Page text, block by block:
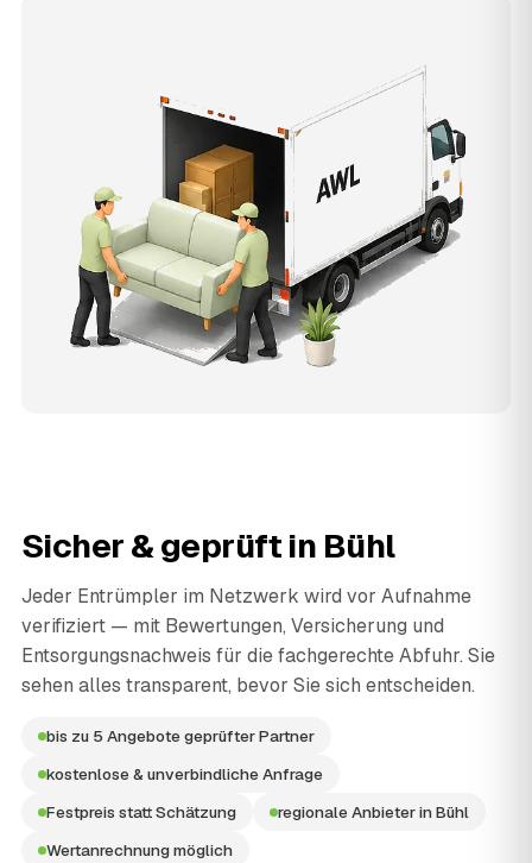
Sicher & geprüft in Bühl
Jeder Entrümpler im Netzwerk wird vor Aufnahme
verifiziert — mit Bewertungen, Versicherung und
Entsorgungsnachweis für die fachgerechte Abfuhr. Sie
sehen alles transparent, bevor Sie sich entscheiden.
bis zu 5 Angebote geprüfter Partner
kostenlose & unverbindliche Anfrage
Festpreis statt Schätzung
regionale Anbieter in Bühl
Wertanrechnung möglich